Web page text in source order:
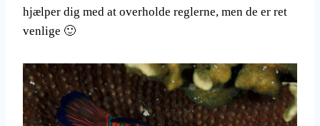
hjælper dig med at overholde reglerne, men de er ret
venlige 🙂